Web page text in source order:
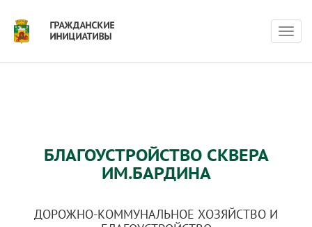
БЛАГОУСТРОЙСТВО СКВЕРА
ИМ.БАРДИНА
ДОРОЖНО-КОММУНАЛЬНОЕ ХОЗЯЙСТВО И